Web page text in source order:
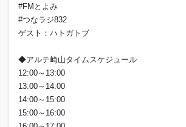
#FMとよみ
#つなラジ832
ゲスト：ハトガトブ
◆アルテ崎山タイムスケジュール
12:00～13:00
13:00～14:00
14:00～15:00
15:00～16:00